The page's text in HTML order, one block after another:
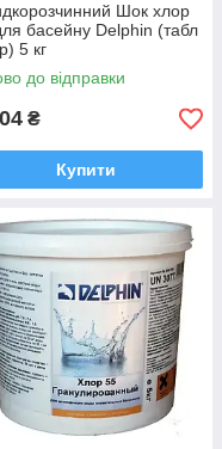
Шок хлор
басейну Delphin (табл
5 кг
до відправки
₴
Купити